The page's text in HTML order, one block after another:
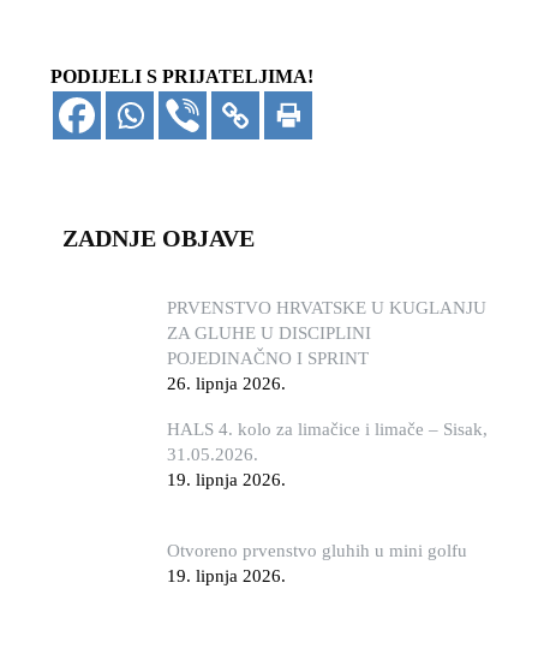
PODIJELI S PRIJATELJIMA!
ZADNJE OBJAVE
PRVENSTVO HRVATSKE U KUGLANJU
ZA GLUHE U DISCIPLINI
POJEDINAČNO I SPRINT
26. lipnja 2026.
HALS 4. kolo za limačice i limače – Sisak,
31.05.2026.
19. lipnja 2026.
Otvoreno prvenstvo gluhih u mini golfu
19. lipnja 2026.